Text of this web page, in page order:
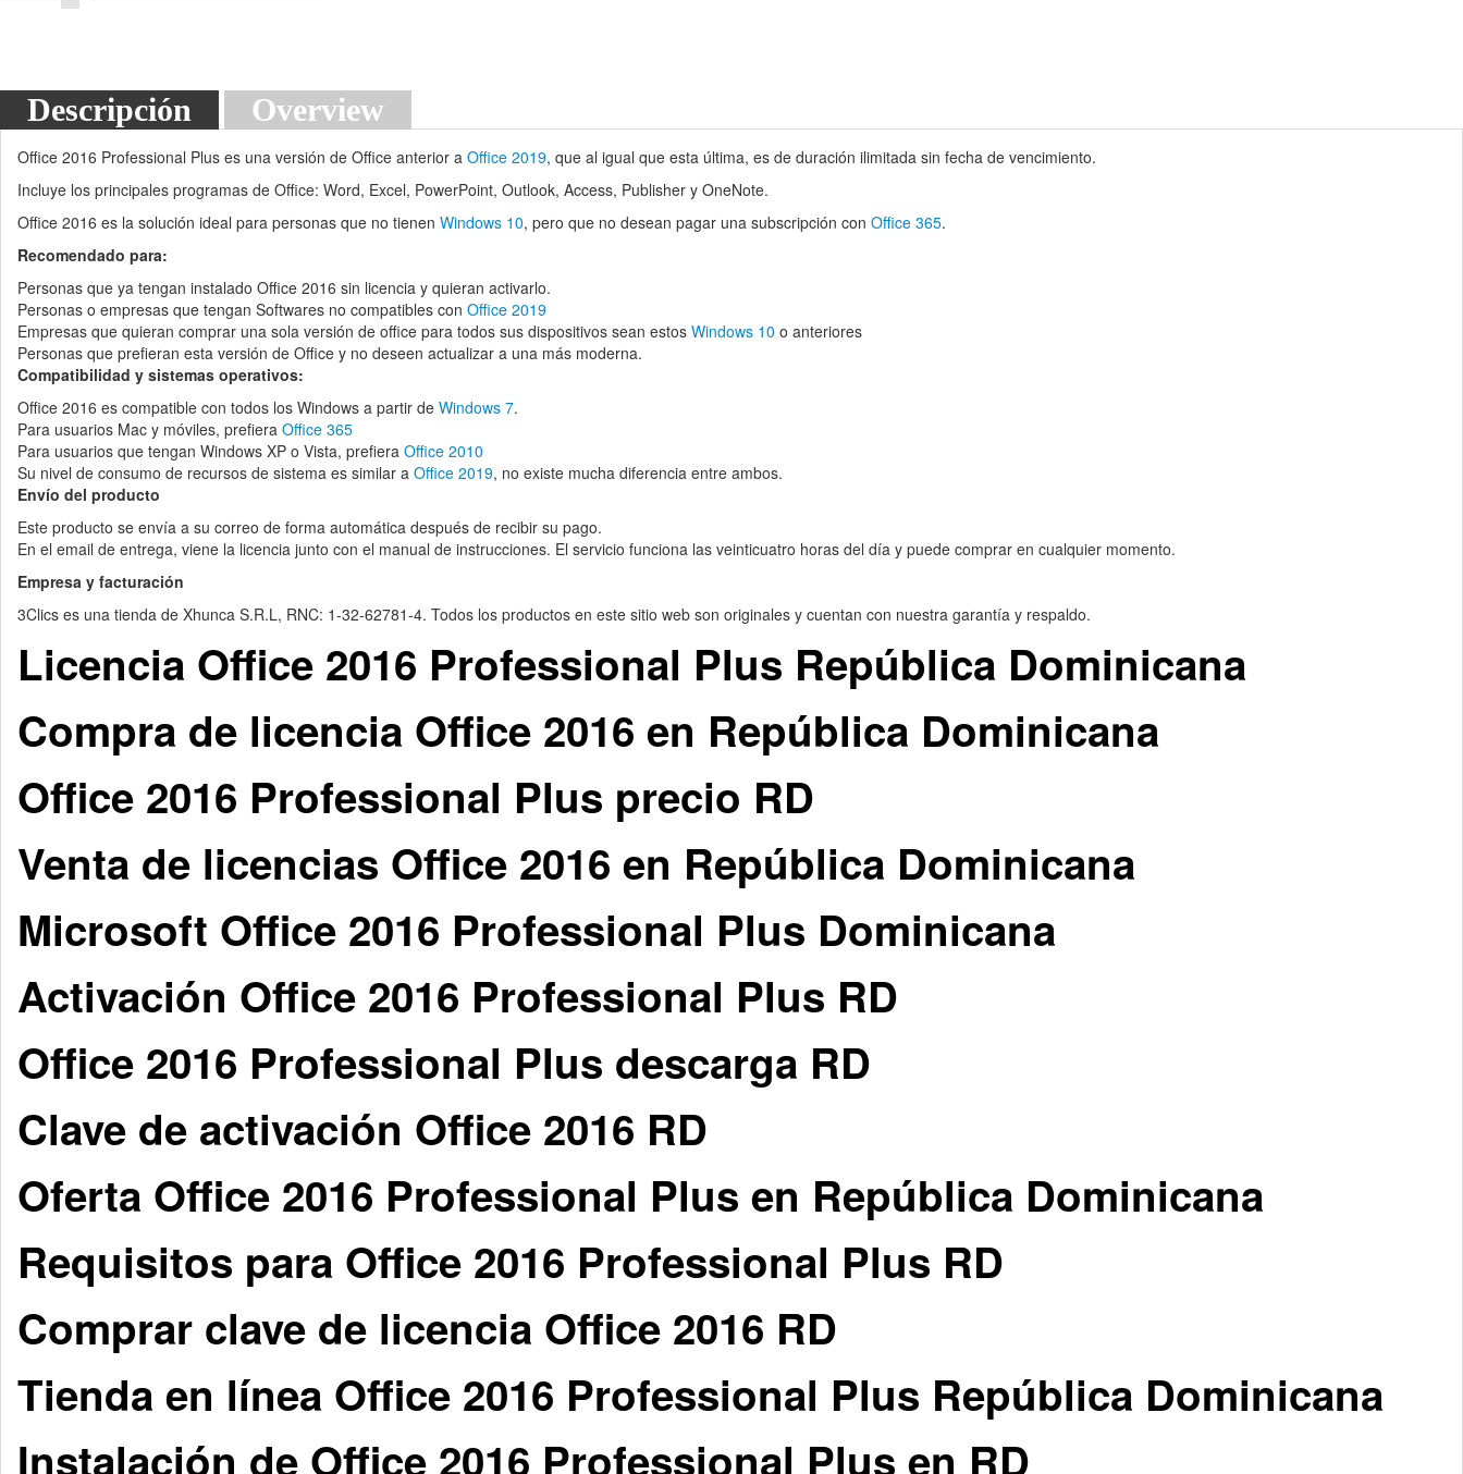
Descripción Overview
Office 2016 Professional Plus es una versión de Office anterior a Office 2019, que al igual que esta última, es de duración ilimitada sin fecha de vencimiento.
Incluye los principales programas de Office: Word, Excel, PowerPoint, Outlook, Access, Publisher y OneNote.
Office 2016 es la solución ideal para personas que no tienen Windows 10, pero que no desean pagar una subscripción con Office 365.
Recomendado para:
Personas que ya tengan instalado Office 2016 sin licencia y quieran activarlo.
Personas o empresas que tengan Softwares no compatibles con Office 2019
Empresas que quieran comprar una sola versión de office para todos sus dispositivos sean estos Windows 10 o anteriores
Personas que prefieran esta versión de Office y no deseen actualizar a una más moderna.
Compatibilidad y sistemas operativos:
Office 2016 es compatible con todos los Windows a partir de Windows 7.
Para usuarios Mac y móviles, prefiera Office 365
Para usuarios que tengan Windows XP o Vista, prefiera Office 2010
Su nivel de consumo de recursos de sistema es similar a Office 2019, no existe mucha diferencia entre ambos.
Envío del producto
Este producto se envía a su correo de forma automática después de recibir su pago.
En el email de entrega, viene la licencia junto con el manual de instrucciones. El servicio funciona las veinticuatro horas del día y puede comprar en cualquier momento.
Empresa y facturación
3Clics es una tienda de Xhunca S.R.L, RNC: 1-32-62781-4. Todos los productos en este sitio web son originales y cuentan con nuestra garantía y respaldo.
Licencia Office 2016 Professional Plus República Dominicana
Compra de licencia Office 2016 en República Dominicana
Office 2016 Professional Plus precio RD
Venta de licencias Office 2016 en República Dominicana
Microsoft Office 2016 Professional Plus Dominicana
Activación Office 2016 Professional Plus RD
Office 2016 Professional Plus descarga RD
Clave de activación Office 2016 RD
Oferta Office 2016 Professional Plus en República Dominicana
Requisitos para Office 2016 Professional Plus RD
Comprar clave de licencia Office 2016 RD
Tienda en línea Office 2016 Professional Plus República Dominicana
Instalación de Office 2016 Professional Plus en RD